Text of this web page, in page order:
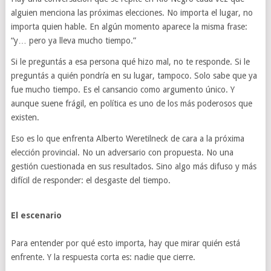
alguien menciona las próximas elecciones. No importa el lugar, no
importa quien hable. En algún momento aparece la misma frase:
“y… pero ya lleva mucho tiempo.”
Si le preguntás a esa persona qué hizo mal, no te responde. Si le
preguntás a quién pondría en su lugar, tampoco. Solo sabe que ya
fue mucho tiempo. Es el cansancio como argumento único. Y
aunque suene frágil, en política es uno de los más poderosos que
existen.
Eso es lo que enfrenta Alberto Weretilneck de cara a la próxima
elección provincial. No un adversario con propuesta. No una
gestión cuestionada en sus resultados. Sino algo más difuso y más
difícil de responder: el desgaste del tiempo.
El escenario
Para entender por qué esto importa, hay que mirar quién está
enfrente. Y la respuesta corta es: nadie que cierre.